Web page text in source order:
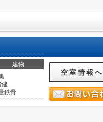
建物
建
鉄骨
空室情報へ